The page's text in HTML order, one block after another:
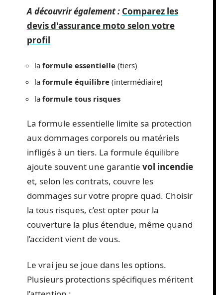
A découvrir également : Comparez les
devis d'assurance moto selon votre
profil
la formule essentielle (tiers)
la formule équilibre (intermédiaire)
la formule tous risques
La formule essentielle limite sa protection
aux dommages corporels ou matériels
infligés à un tiers. La formule équilibre
ajoute souvent une garantie vol incendie
et, selon les contrats, couvre les
dommages sur votre propre quad. Choisir
la tous risques, c’est opter pour la
couverture la plus étendue, même quand
l’accident vient de vous.
Le vrai jeu se joue dans les options.
Plusieurs protections spécifiques méritent